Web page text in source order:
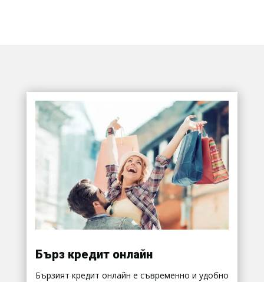
Бърз кредит онлайн
Бързият кредит онлайн е съвременно и удобно